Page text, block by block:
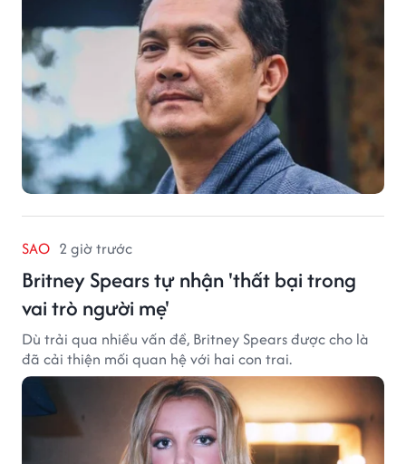
SAO 2 giờ trước
Britney Spears tự nhận 'thất bại trong
vai trò người mẹ'
Dù trải qua nhiều vấn đề, Britney Spears được cho là
đã cải thiện mối quan hệ với hai con trai.